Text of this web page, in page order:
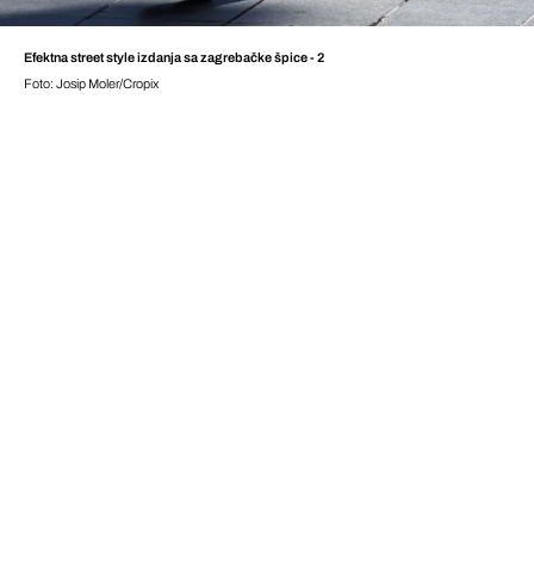
Efektna street style izdanja sa zagrebačke špice - 2
Foto: Josip Moler/Cropix